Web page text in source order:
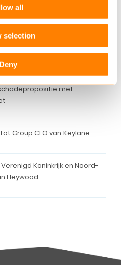
all
selection
Deny
als vermogensbeheerder
aan Euronext
in de AEX-index.
met
Group CFO van Keylane
Koninkrijk en Noord-
Heywood